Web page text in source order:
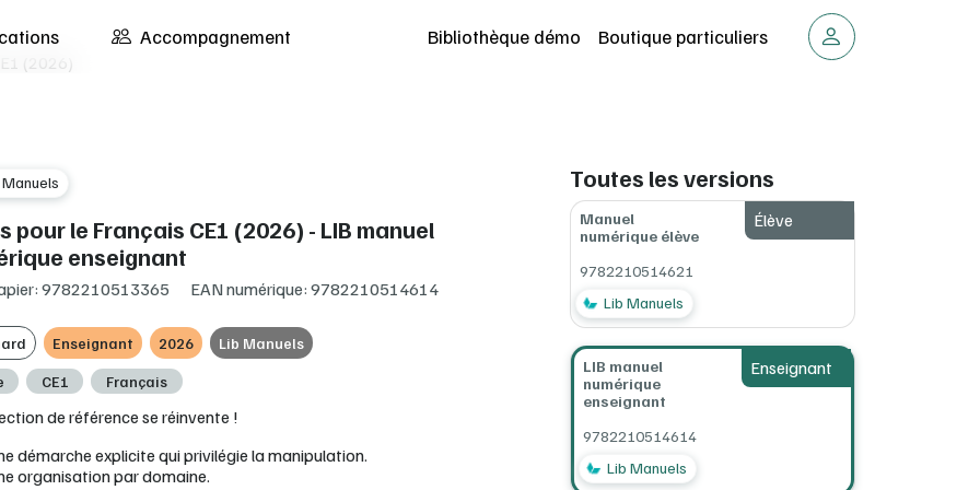
Accompagnement Bibliothèque démo Boutique particuliers
(2026)
pour le Français CE1 (2026) - LIB manuel
enseignant
9782210513365 EAN numérique: 9782210514614
Enseignant 2026 Lib Manuels
CE1 Français
de référence se réinvente !
démarche explicite qui privilégie la manipulation.
organisation par domaine.
Toutes les versions
Élève
Manuel
numérique élève
9782210514621
Lib Manuels
Enseignant
LIB manuel
numérique
enseignant
9782210514614
Lib Manuels